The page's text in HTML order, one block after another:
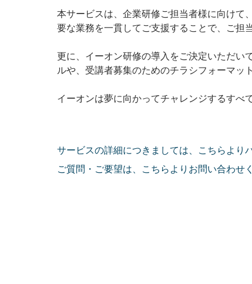
本サービスは、企業研修ご担当者様に向けて
要な業務を一貫してご支援することで、ご担
更に、イーオン研修の導入をご決定いただい
ルや、受講者募集のためのチラシフォーマッ
イーオンは夢に向かってチャレンジするすべ
サービスの詳細につきましては、こちらより
ご質問・ご要望は、こちらよりお問い合わせ